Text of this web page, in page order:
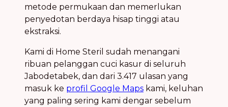
metode permukaan dan memerlukan
penyedotan berdaya hisap tinggi atau
ekstraksi.
Kami di Home Steril sudah menangani
ribuan pelanggan cuci kasur di seluruh
Jabodetabek, dan dari 3.417 ulasan yang
masuk ke profil Google Maps kami, keluhan
yang paling sering kami dengar sebelum